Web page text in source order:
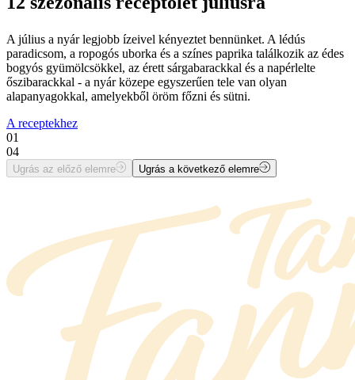
A július a nyár legjobb ízeivel kényeztet bennünket. A lédús
paradicsom, a ropogós uborka és a színes paprika találkozik az édes
bogyós gyümölcsökkel, az érett sárgabarackkal és a napérlelte
őszibarackkal - a nyár közepe egyszerűen tele van olyan
alapanyagokkal, amelyekből öröm főzni és sütni.
A receptekhez
01
04
Ugrás az előző elemre Ugrás a következő elemre